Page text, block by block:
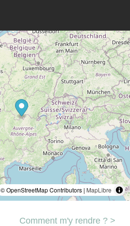
© OpenStreetMap Contributors | MapLibre
Comment m'y rendre ? >